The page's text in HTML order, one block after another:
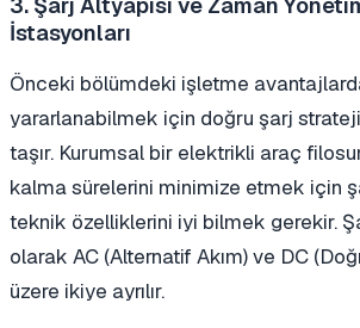
3. Şarj Altyapısı ve Zaman
İstasyonları
Önceki bölümdeki işletme
yararlanabilmek için doğru şarj
taşır. Kurumsal bir elektrikli araç
kalma sürelerini minimize etmek için
teknik özelliklerini iyi bilmek gerekir.
olarak AC (Alternatif Akım) ve DC
üzere ikiye ayrılır.